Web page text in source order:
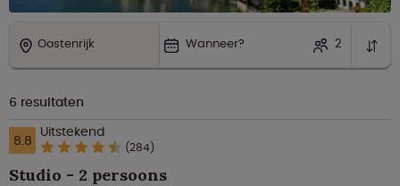
Oostenrijk Wanneer? 2
6 resultaten
8.8 Uitstekend
(284)
Studio - 2 persoons